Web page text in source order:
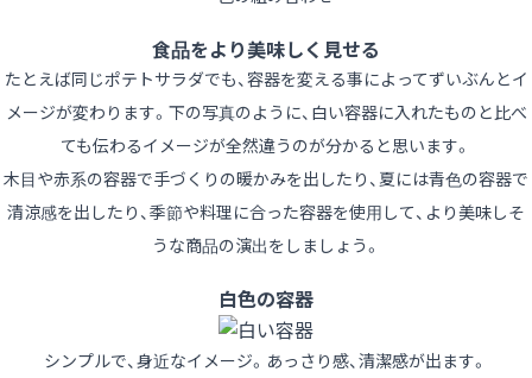
食品をより美味しく見せる
たとえば同じポテトサラダでも、容器を変える事によってずいぶんとイ
メージが変わります。下の写真のように、白い容器に入れたものと比べ
ても伝わるイメージが全然違うのが分かると思います。
木目や赤系の容器で手づくりの暖かみを出したり、夏には青色の容器で
清涼感を出したり、季節や料理に合った容器を使用して、より美味しそ
うな商品の演出をしましょう。
白色の容器
シンプルで、身近なイメージ。あっさり感、清潔感が出ます。